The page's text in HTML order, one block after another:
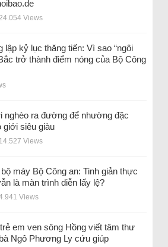
Views
lập kỷ lục thăng tiến: Vì sao “ngôi
trở thành điểm nóng của Bộ Công
nghèo ra đường để nhường đặc
giới siêu giàu
Views
máy Bộ Công an: Tinh giản thực
là màn trình diễn lấy lệ?
Views
em ven sông Hồng viết tâm thư
Ngô Phương Ly cứu giúp